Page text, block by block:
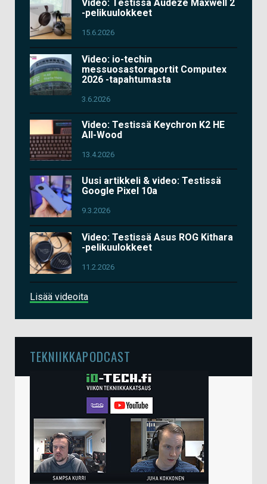
Video: Testissä Audeze Maxwell 2
-pelikuulokkeet
15.6.2026
Video: io-techin
messuosastoraportit Computex
2026 -tapahtumasta
3.6.2026
Video: Testissä Keychron K2 HE
All-Wood
13.4.2026
Uusi artikkeli & video: Testissä
Google Pixel 10a
9.3.2026
Video: Testissä Asus ROG Kithara
-pelikuulokkeet
11.2.2026
Lisää videoita
TEKNIIKKAPODCAST